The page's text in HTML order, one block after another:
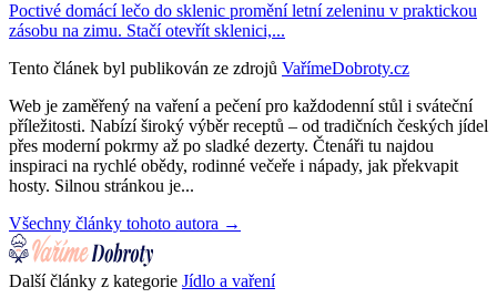
Poctivé domácí lečo do sklenic promění letní zeleninu v praktickou
zásobu na zimu. Stačí otevřít sklenici,...
Tento článek byl publikován ze zdrojů VařímeDobroty.cz
Web je zaměřený na vaření a pečení pro každodenní stůl i sváteční
příležitosti. Nabízí široký výběr receptů – od tradičních českých jídel
přes moderní pokrmy až po sladké dezerty. Čtenáři tu najdou
inspiraci na rychlé obědy, rodinné večeře i nápady, jak překvapit
hosty. Silnou stránkou je...
Všechny články tohoto autora →
Další články z kategorie Jídlo a vaření